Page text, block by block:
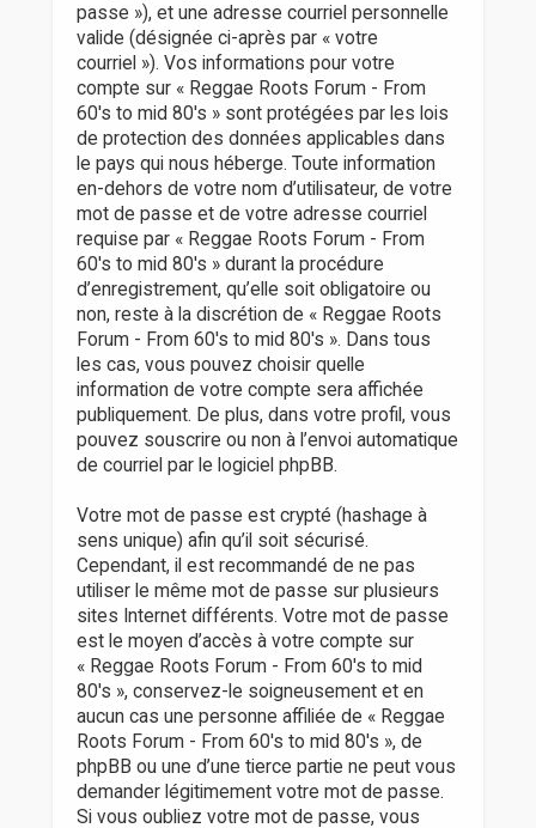
passe »), et une adresse courriel personnelle
valide (désignée ci-après par « votre
courriel »). Vos informations pour votre
compte sur « Reggae Roots Forum - From
60's to mid 80's » sont protégées par les lois
de protection des données applicables dans
le pays qui nous héberge. Toute information
en-dehors de votre nom d’utilisateur, de votre
mot de passe et de votre adresse courriel
requise par « Reggae Roots Forum - From
60's to mid 80's » durant la procédure
d’enregistrement, qu’elle soit obligatoire ou
non, reste à la discrétion de « Reggae Roots
Forum - From 60's to mid 80's ». Dans tous
les cas, vous pouvez choisir quelle
information de votre compte sera affichée
publiquement. De plus, dans votre profil, vous
pouvez souscrire ou non à l’envoi automatique
de courriel par le logiciel phpBB.
Votre mot de passe est crypté (hashage à
sens unique) afin qu’il soit sécurisé.
Cependant, il est recommandé de ne pas
utiliser le même mot de passe sur plusieurs
sites Internet différents. Votre mot de passe
est le moyen d’accès à votre compte sur
« Reggae Roots Forum - From 60's to mid
80's », conservez-le soigneusement et en
aucun cas une personne affiliée de « Reggae
Roots Forum - From 60's to mid 80's », de
phpBB ou une d’une tierce partie ne peut vous
demander légitimement votre mot de passe.
Si vous oubliez votre mot de passe, vous